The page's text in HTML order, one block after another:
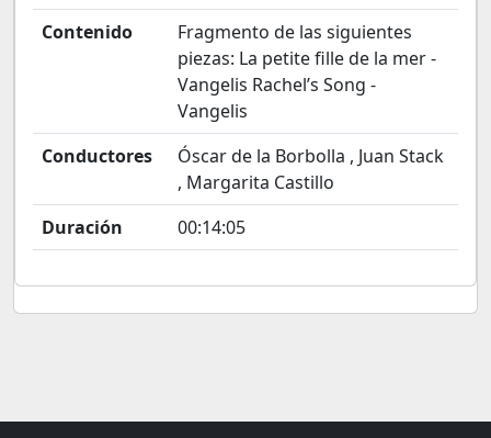
Contenido
Fragmento de las siguientes
piezas: La petite fille de la mer -
Vangelis Rachel’s Song -
Vangelis
Conductores
Óscar de la Borbolla , Juan Stack
, Margarita Castillo
Duración
00:14:05